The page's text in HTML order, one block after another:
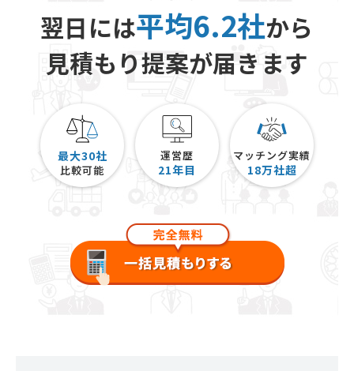
翌日には平均6.2社から
見積もり提案が届きます
最大30社
比較可能
運営歴
21年目
マッチング実績
18万社超